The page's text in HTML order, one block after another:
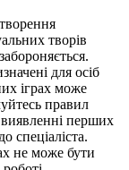
творів
для осіб
іграх може
правил
перших
спеціаліста.
не може бути